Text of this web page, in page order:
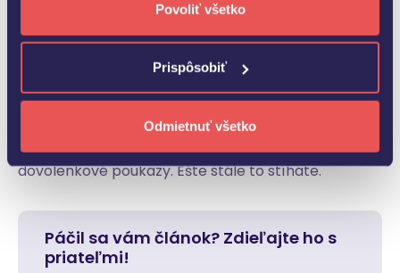
Povoliť všetko
Prispôsobiť
Odmietnuť všetko
V prípade, že ste ešte neuzatvorili zmluvu o
zabezpečení príspevku na rekreáciu, môžete tak
spraviť ihneď, online.Prihláste sa
do fpoho zónya vyberte si produkt Rekre poukaz.
Za niekoľko sekúnd máte zmluvu uzatvorenú a
budete môcť pre zamestnancov objednávať
dovolenkové poukazy. Ešte stále to stíhate.
Páčil sa vám článok? Zdieľajte ho s
priateľmi!